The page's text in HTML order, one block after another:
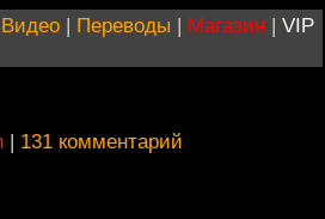
Видео | Переводы | Магазин | VIP
| 131 комментарий